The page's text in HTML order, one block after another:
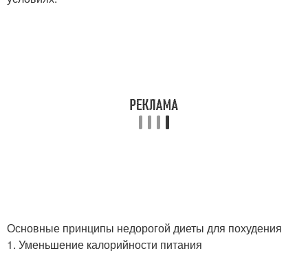
Основные принципы недорогой диеты для похудения
1. Уменьшение калорийности питания